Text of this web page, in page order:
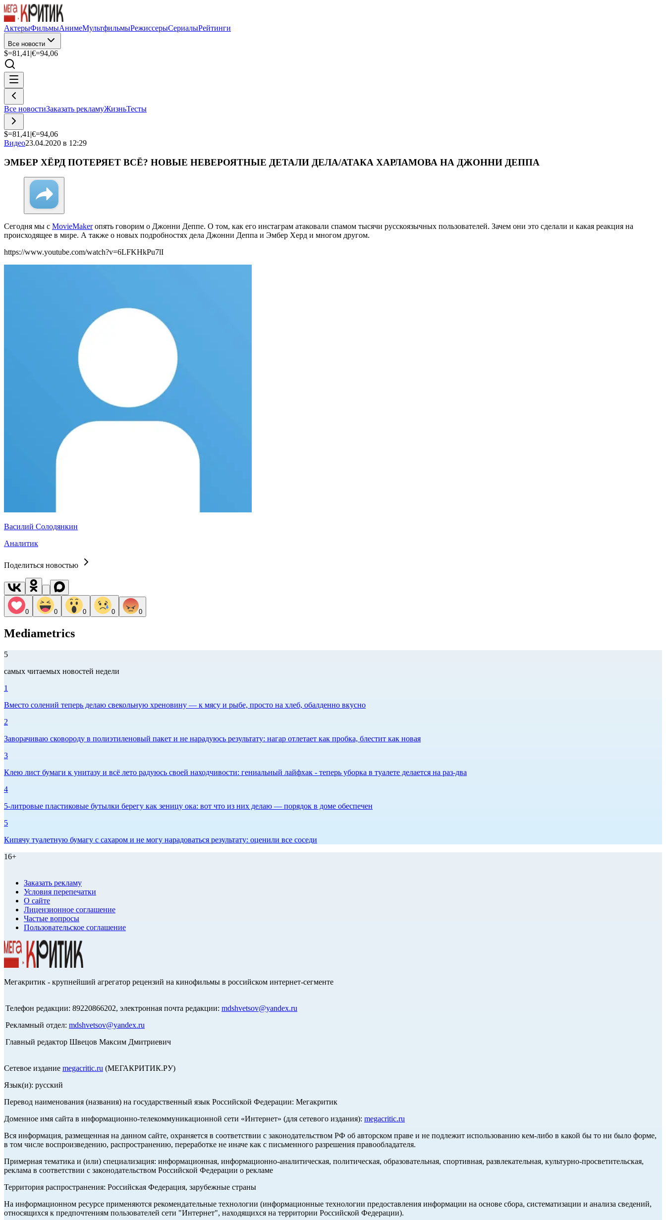
АктерыФильмыАнимеМультфильмыРежиссерыСериалыРейтинги
Все новости
$=81,41 |€=94,06
Все новостиЗаказать рекламуЖизньТесты
$=81,41 |€=94,06
Видео23.04.2020 в 12:29
ЭМБЕР ХЁРД ПОТЕРЯЕТ ВСЁ? НОВЫЕ НЕВЕРОЯТНЫЕ ДЕТАЛИ ДЕЛА/АТАКА ХАРЛАМОВА НА ДЖОННИ ДЕППА
Сегодня мы c MovieMakerопять говорим о Джонни Деппе. О том, как его инстаграм атаковали спамом тысячи русскоязычных пользователей. Зачем они это сделали и какая реакция на
происходящее в мире. А также о новых подробностях дела Джонни Деппа и Эмбер Херд и многом другом.
https://www.youtube.com/watch?v=6LFKHkPu7lI
Василий Солодянкин
Аналитик
Поделиться новостью
0 0 0 0 0
Mediametrics
5
самых читаемых новостей недели
1
Вместо солений теперь делаю свекольную хреновину — к мясу и рыбе, просто на хлеб, обалденно вкусно
2
Заворачиваю сковороду в полиэтиленовый пакет и не нарадуюсь результату: нагар отлетает как пробка, блестит как новая
3
Клею лист бумаги к унитазу и всё лето радуюсь своей находчивости: гениальный лайфхак - теперь уборка в туалете делается на раз-два
4
5-литровые пластиковые бутылки берегу как зеницу ока: вот что из них делаю — порядок в доме обеспечен
5
Кипячу туалетную бумагу с сахаром и не могу нарадоваться результату: оценили все соседи
16+
Заказать рекламу
Условия перепечатки
О сайте
Лицензионное соглашение
Частые вопросы
Пользовательское соглашение
Мегакритик - крупнейший агрегатор рецензий на кинофильмы в российском интернет-сегменте
Телефон редакции: 89220866202, электронная почта редакции: mdshvetsov@yandex.ru
Рекламный отдел: mdshvetsov@yandex.ru
Главный редактор Швецов Максим Дмитриевич
Сетевое издание megacritic.ru (МЕГАКРИТИК.РУ)
Язык(и): русский
Перевод наименования (названия) на государственный язык Российской Федерации: Мегакритик
Доменное имя сайта в информационно-телекоммуникационной сети «Интернет» (для сетевого издания): megacritic.ru
Вся информация, размещенная на данном сайте, охраняется в соответствии с законодательством РФ об авторском праве и не подлежит использованию кем-либо в какой бы то ни было форме,
в том числе воспроизведению, распространению, переработке не иначе как с письменного разрешения правообладателя.
Примерная тематика и (или) специализация: информационная, информационно-аналитическая, политическая, образовательная, спортивная, развлекательная, культурно-просветительская,
реклама в соответствии с законодательством Российской Федерации о рекламе
Территория распространения: Российская Федерация, зарубежные страны
На информационном ресурсе применяются рекомендательные технологии (информационные технологии предоставления информации на основе сбора, систематизации и анализа сведений,
относящихся к предпочтениям пользователей сети "Интернет", находящихся на территории Российской Федерации).